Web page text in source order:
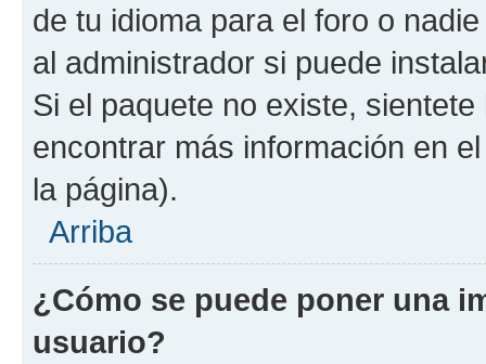
de tu idioma para el foro o
al administrador si puede
Si el paquete no existe,
encontrar más información en
la página).
Arriba
¿Cómo se puede poner una
usuario?